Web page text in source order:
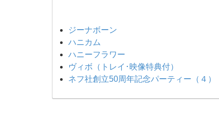
ジーナボーン
ハニカム
ハニーフラワー
ヴィボ（トレイ･映像特典付）
ネフ社創立50周年記念パーティー（４）